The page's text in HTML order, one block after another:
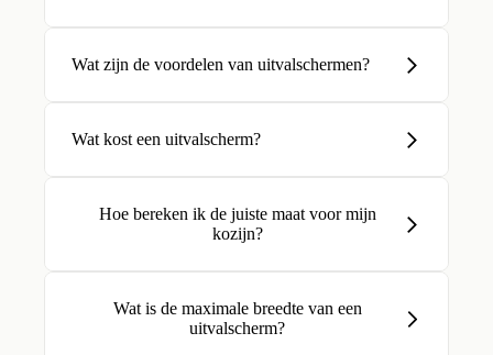
Wat zijn de voordelen van uitvalschermen?
Wat kost een uitvalscherm?
Hoe bereken ik de juiste maat voor mijn
kozijn?
Wat is de maximale breedte van een
uitvalscherm?